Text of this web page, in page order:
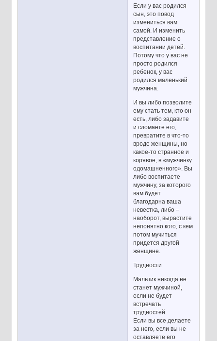
Если у вас родился
сын, это повод
измениться вам
самой. И изменить
представление о
воспитании детей.
Потому что у вас не
просто родился
ребенок, у вас
родился маленький
мужчина.
И вы либо позволите
ему стать тем, кто он
есть, либо задавите
и сломаете его,
превратите в что-то
вроде женщины, но
какое-то странное и
корявое, в «мужчинку
одомашненного». Вы
либо воспитаете
мужчину, за которого
вам будет
благодарна ваша
невестка, либо –
наоборот, вырастите
непонятно кого, с кем
потом мучиться
придется другой
женщине.
Трудности
Мальчик никогда не
станет мужчиной,
если не будет
встречать
трудностей.
Если вы все делаете
за него, если вы не
оставляете его